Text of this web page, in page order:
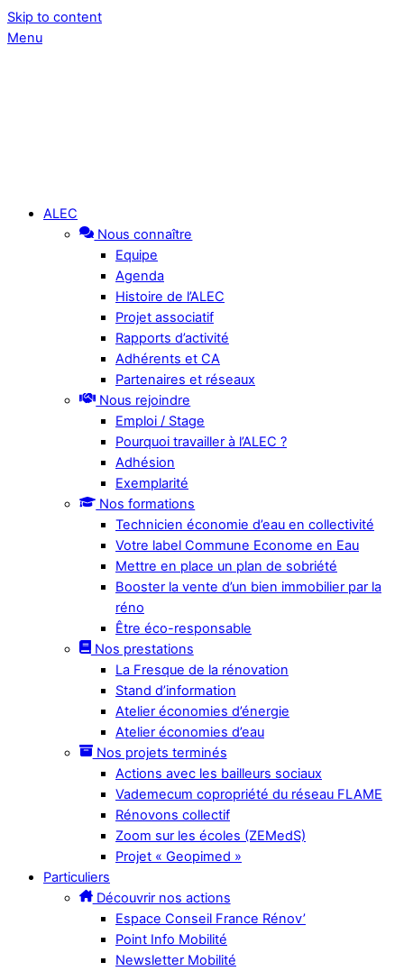
Skip to content
Menu
ALEC
Nous connaître
Equipe
Agenda
Histoire de l’ALEC
Projet associatif
Rapports d’activité
Adhérents et CA
Partenaires et réseaux
Nous rejoindre
Emploi / Stage
Pourquoi travailler à l’ALEC ?
Adhésion
Exemplarité
Nos formations
Technicien économie d’eau en collectivité
Votre label Commune Econome en Eau
Mettre en place un plan de sobriété
Booster la vente d’un bien immobilier par la
réno
Être éco-responsable
Nos prestations
La Fresque de la rénovation
Stand d’information
Atelier économies d’énergie
Atelier économies d’eau
Nos projets terminés
Actions avec les bailleurs sociaux
Vademecum copropriété du réseau FLAME
Rénovons collectif
Zoom sur les écoles (ZEMedS)
Projet « Geopimed »
Particuliers
Découvrir nos actions
Espace Conseil France Rénov’
Point Info Mobilité
Newsletter Mobilité